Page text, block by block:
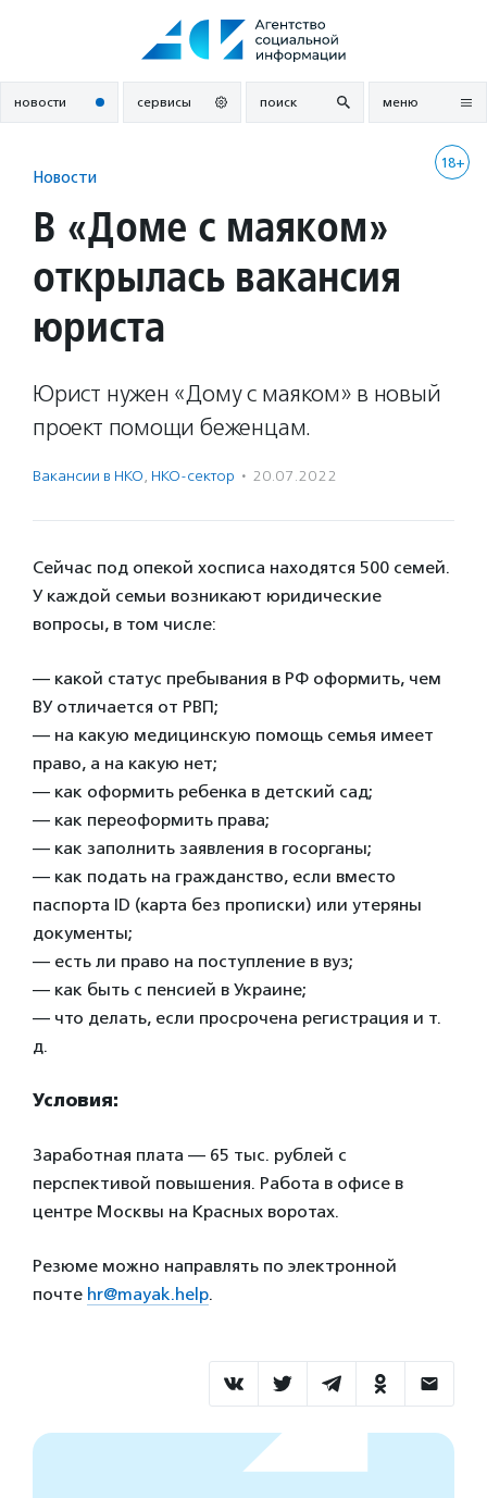
новости сервисы поиск меню
18+
Новости
В «Доме с маяком»
открылась вакансия
юриста
Юрист нужен «Дому с маяком» в новый
проект помощи беженцам.
Вакансии в НКО, НКО-сектор · 20.07.2022
Сейчас под опекой хосписа находятся 500 семей.
У каждой семьи возникают юридические
вопросы, в том числе:
— какой статус пребывания в РФ оформить, чем
ВУ отличается от РВП;
— на какую медицинскую помощь семья имеет
право, а на какую нет;
— как оформить ребенка в детский сад;
— как переоформить права;
— как заполнить заявления в госорганы;
— как подать на гражданство, если вместо
паспорта ID (карта без прописки) или утеряны
документы;
— есть ли право на поступление в вуз;
— как быть с пенсией в Украине;
— что делать, если просрочена регистрация и т.
д.
Условия:
Заработная плата — 65 тыс. рублей с
перспективой повышения. Работа в офисе в
центре Москвы на Красных воротах.
Резюме можно направлять по электронной
почте hr@mayak.help.